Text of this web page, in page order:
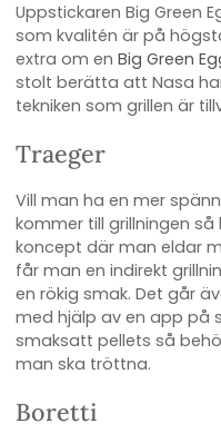
Uppstickaren Big Green
som kvalitén är på
extra om en Big Green
stolt berätta att Nasa
tekniken som grillen är
Traeger
Vill man ha en mer
kommer till grillningen så
koncept där man eldar
får man en indirekt
en rökig smak. Det går
med hjälp av en app på
smaksatt pellets så
man ska tröttna.
Boretti